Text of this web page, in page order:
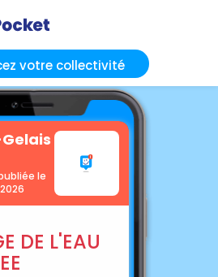
votre collectivité
le
DE L'EAU